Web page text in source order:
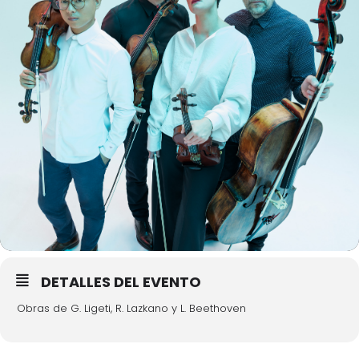
DETALLES DEL EVENTO
Obras de G. Ligeti, R. Lazkano y L. Beethoven